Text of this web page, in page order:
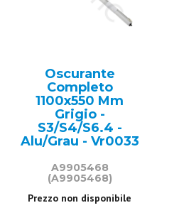
Oscurante
Completo
1100x550 Mm
Grigio -
S3/S4/S6.4 -
Alu/Grau - Vr0033
A9905468
(A9905468)
Prezzo non disponibile